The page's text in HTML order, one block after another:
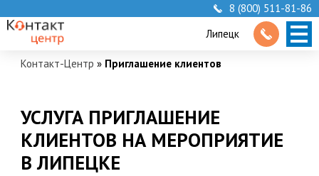
8 (800) 511-81-86
Липецк
Контакт-Центр » Приглашение клиентов
УСЛУГА ПРИГЛАШЕНИЕ
КЛИЕНТОВ НА МЕРОПРИЯТИЕ
В ЛИПЕЦКЕ